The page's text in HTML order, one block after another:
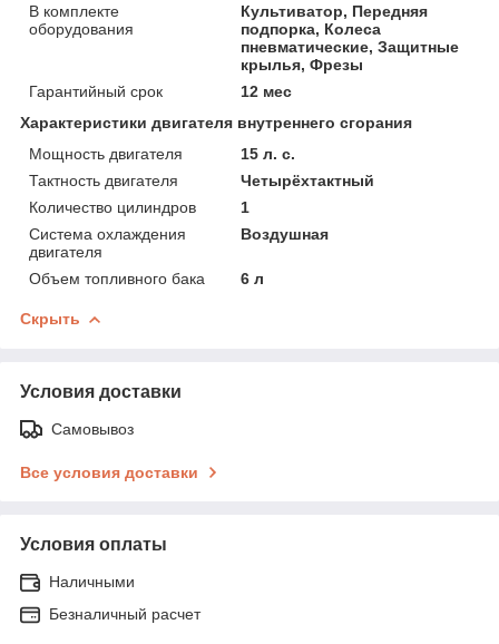
В комплекте
оборудования
Культиватор, Передняя
подпорка, Колеса
пневматические, Защитные
крылья, Фрезы
Гарантийный срок
12 мес
Характеристики двигателя внутреннего сгорания
Мощность двигателя
15 л. с.
Тактность двигателя
Четырёхтактный
Количество цилиндров
1
Система охлаждения
двигателя
Воздушная
Объем топливного бака 6 л
Скрыть
Условия доставки
Самовывоз
Все условия доставки
Условия оплаты
Наличными
Безналичный расчет